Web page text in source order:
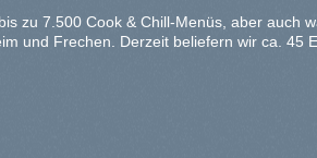
zu 7.500 Cook & Chill-Menüs, aber auch
und Frechen. Derzeit beliefern wir ca.